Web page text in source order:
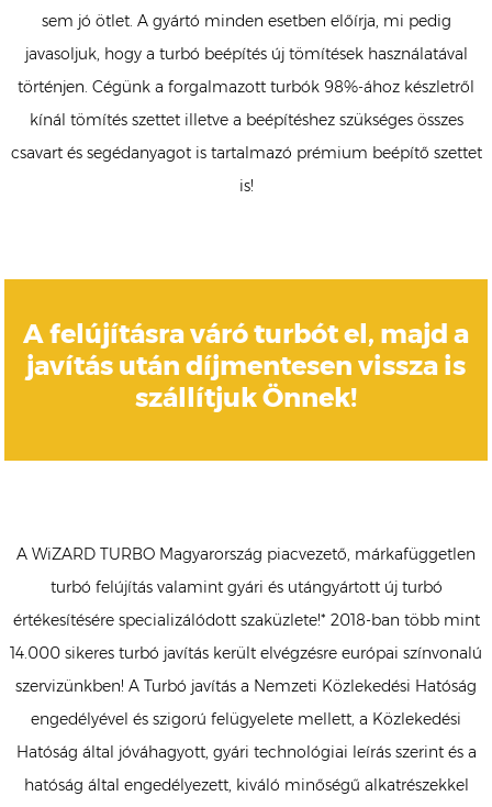
sem jó ötlet. A gyártó minden esetben előírja, mi pedig
javasoljuk, hogy a turbó beépítés új tömítések használatával
történjen. Cégünk a forgalmazott turbók 98%-ához készletről
kínál tömítés szettet illetve a beépítéshez szükséges összes
csavart és segédanyagot is tartalmazó prémium beépítő szettet
is!
A felújításra váró turbót el, majd a
javítás után díjmentesen vissza is
szállítjuk Önnek!
A WiZARD TURBO Magyarország piacvezető, márkafüggetlen
turbó felújítás valamint gyári és utángyártott új turbó
értékesítésére specializálódott szaküzlete!* 2018-ban több mint
14.000 sikeres turbó javítás került elvégzésre európai színvonalú
szervizünkben! A Turbó javítás a Nemzeti Közlekedési Hatóság
engedélyével és szigorú felügyelete mellett, a Közlekedési
Hatóság által jóváhagyott, gyári technológiai leírás szerint és a
hatóság által engedélyezett, kiváló minőségű alkatrészekkel